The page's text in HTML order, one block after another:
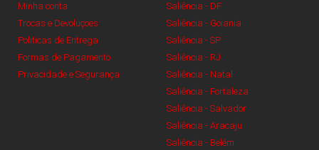
Minha conta
Trocas e Devoluçoes
Politicas de Entrega
Formas de Pagamento
Privacidade e Segurança
Saliência - DF
Saliência - Goiania
Saliência - SP
Saliência - RJ
Saliência - Natal
Saliência - Fortaleza
Saliência - Salvador
Saliência - Aracaju
Saliência - Belém